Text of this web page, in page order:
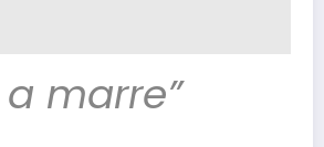
marre”